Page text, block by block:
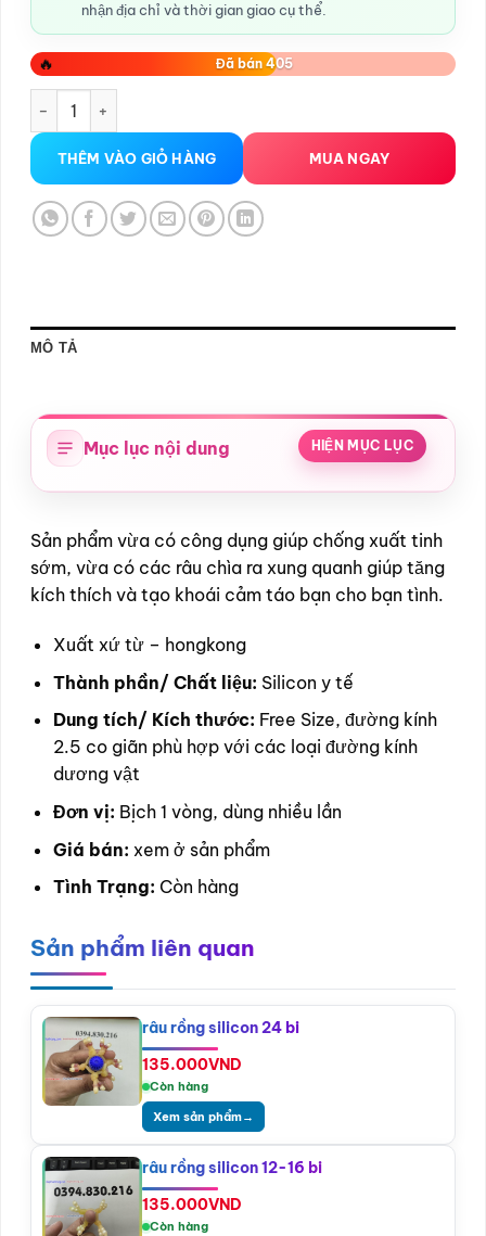
nhận địa chỉ và thời gian giao cụ thể.
🔥 Đã bán 405
râu rồng silicon 2 râu 8 bi ngoài số lượng
THÊM VÀO GIỎ HÀNG MUA NGAY
MÔ TẢ
Mục lục nội dung HIỆN MỤC LỤC
Sản phẩm vừa có công dụng giúp chống xuất tinh
sớm, vừa có các râu chìa ra xung quanh giúp tăng
kích thích và tạo khoái cảm táo bạn cho bạn tình.
Xuất xứ từ – hongkong
Thành phần/ Chất liệu: Silicon y tế
Dung tích/ Kích thước: Free Size, đường kính
2.5 co giãn phù hợp với các loại đường kính
dương vật
Đơn vị: Bịch 1 vòng, dùng nhiều lần
Giá bán: xem ở sản phẩm
Tình Trạng: Còn hàng
Sản phẩm liên quan
râu rồng silicon 24 bi
135.000VND
Còn hàng
Xem sản phẩm→
râu rồng silicon 12-16 bi
135.000VND
Còn hàng